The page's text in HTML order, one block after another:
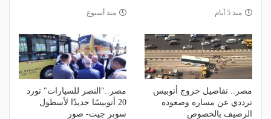
منذ 5 أيام منذ أسبوع
مصر.. تفاصيل خروج أتوبيس
ترددي عن مساره وصعوده
الرصيف بالخصوص
مصر.."النصر للسيارات" تورد
20 أتوبيسًا جديدًا لأسطول
سوبر جيت- صور